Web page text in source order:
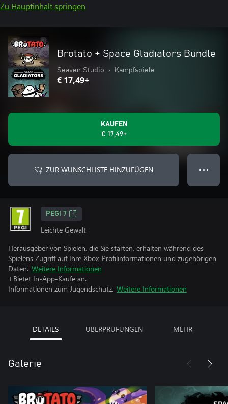
Zu Hauptinhalt springen
Brotato + Space Gladiators Bundle
Seaven Studio • Kampfspiele
€ 17,49+
KAUFEN
€ 17,49+
ZUR WUNSCHLISTE HINZUFÜGEN ● ● ●
PEGI 7
Leichte Gewalt
Herausgeber von Spielen, die Sie starten, erhalten während des
Spielens Zugriff auf Ihre Xbox-Profilinformationen und zugehörigen
Daten. Weitere Informationen
+Bietet In-App-Käufe an.
Informationen zum Jugendschutz. Weitere Informationen
DETAILS ÜBERPRÜFUNGEN MEHR
Galerie